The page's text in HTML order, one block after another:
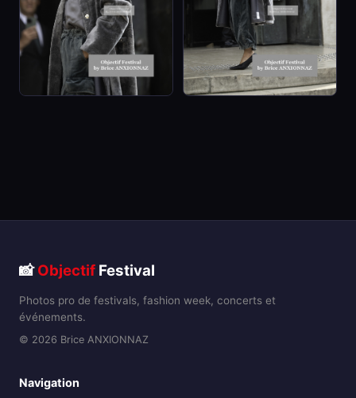
📸Objectif Festival
Photos pro de festivals, fashion week, concerts et
événements.
© 2026 Brice ANXIONNAZ
Navigation